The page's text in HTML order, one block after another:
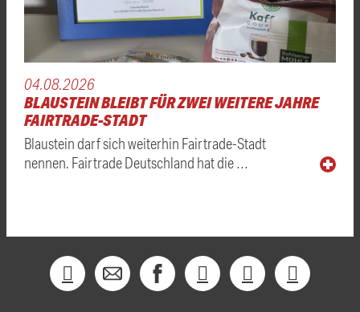
04.08.2026
BLAUSTEIN BLEIBT FÜR ZWEI WEITERE JAHRE
FAIRTRADE-STADT
Blaustein darf sich weiterhin Fairtrade-Stadt
nennen. Fairtrade Deutschland hat die …